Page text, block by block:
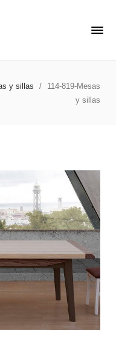
y sillas /
114-819-Mesas
y sillas